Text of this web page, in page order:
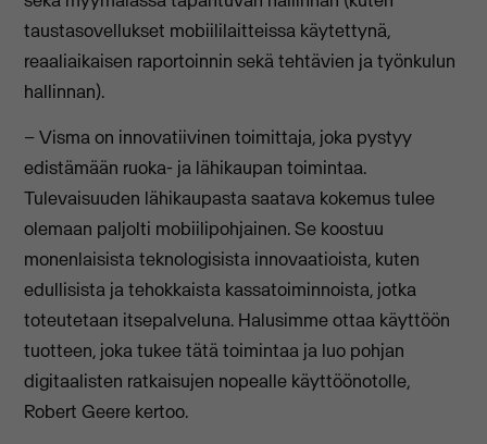
taustasovellukset mobiililaitteissa käytettynä,
reaaliaikaisen raportoinnin sekä tehtävien ja työnkulun
hallinnan).
– Visma on innovatiivinen toimittaja, joka pystyy
edistämään ruoka- ja lähikaupan toimintaa.
Tulevaisuuden lähikaupasta saatava kokemus tulee
olemaan paljolti mobiilipohjainen. Se koostuu
monenlaisista teknologisista innovaatioista, kuten
edullisista ja tehokkaista kassatoiminnoista, jotka
toteutetaan itsepalveluna. Halusimme ottaa käyttöön
tuotteen, joka tukee tätä toimintaa ja luo pohjan
digitaalisten ratkaisujen nopealle käyttöönotolle,
Robert Geere kertoo.